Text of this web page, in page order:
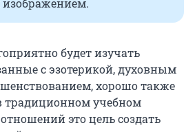
будет изучать
с эзотерикой, духовным
хорошо также
традиционном учебном
это цель создать